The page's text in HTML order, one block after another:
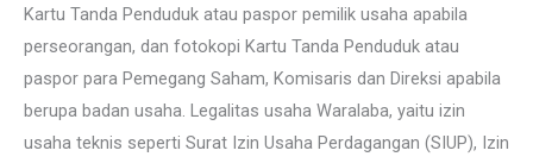
Kartu Tanda Penduduk atau paspor pemilik usaha apabila
perseorangan, dan fotokopi Kartu Tanda Penduduk atau
paspor para Pemegang Saham, Komisaris dan Direksi apabila
berupa badan usaha. Legalitas usaha Waralaba, yaitu izin
usaha teknis seperti Surat Izin Usaha Perdagangan (SIUP), Izin